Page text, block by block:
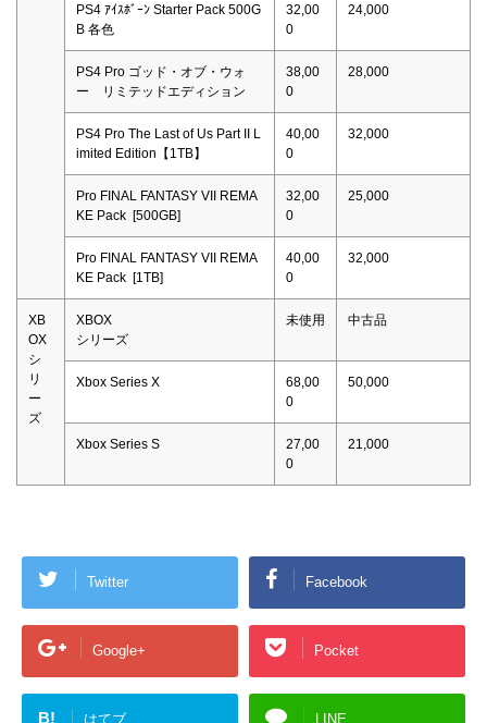
PS4 ｱｲｽﾎﾞｰﾝ Starter Pack 500G
B 各色
32,00
0
24,000
PS4 Pro ゴッド・オブ・ウォ
ー リミテッドエディション
38,00
0
28,000
PS4 Pro The Last of Us Part II L
imited Edition【1TB】
40,00
0
32,000
Pro FINAL FANTASY VII REMA
KE Pack [500GB]
32,00
0
25,000
Pro FINAL FANTASY VII REMA
KE Pack [1TB]
40,00
0
32,000
XB
OX
シ
リ
ー
ズ
XBOX
シリーズ
未使用 中古品
Xbox Series X
68,00
0
50,000
Xbox Series S
27,00
0
21,000
Twitter Facebook
Google+ Pocket
B! はてブ LINE